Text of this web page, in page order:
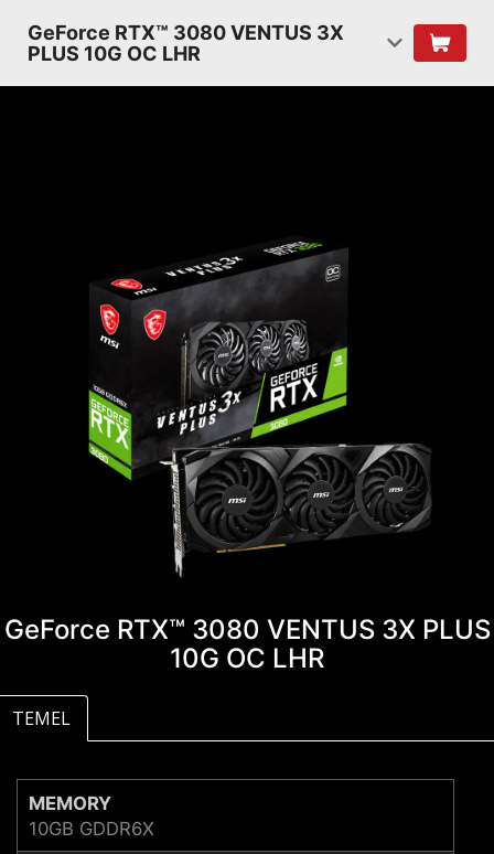
GeForce RTX™ 3080 VENTUS 3X
PLUS 10G OC LHR
GeForce RTX™ 3080 VENTUS 3X PLUS
10G OC LHR
TEMEL
MEMORY
10GB GDDR6X